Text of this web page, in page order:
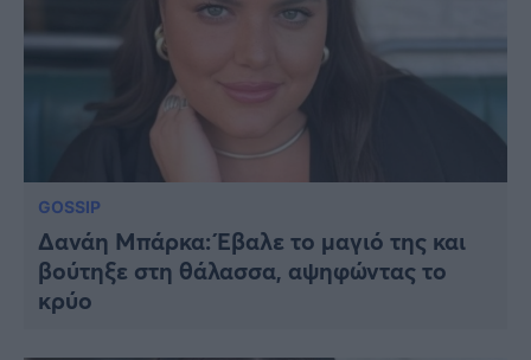
GOSSIP
Δανάη Μπάρκα: Έβαλε το μαγιό της και
βούτηξε στη θάλασσα, αψηφώντας το
κρύο